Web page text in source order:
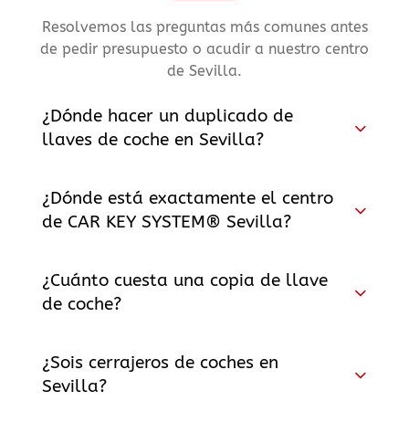
Resolvemos las preguntas más comunes antes
de pedir presupuesto o acudir a nuestro centro
de Sevilla.
¿Dónde hacer un duplicado de
llaves de coche en Sevilla?
¿Dónde está exactamente el centro
de CAR KEY SYSTEM® Sevilla?
¿Cuánto cuesta una copia de llave
de coche?
¿Sois cerrajeros de coches en
Sevilla?